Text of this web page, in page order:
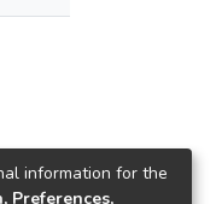
information for the
Preferences,